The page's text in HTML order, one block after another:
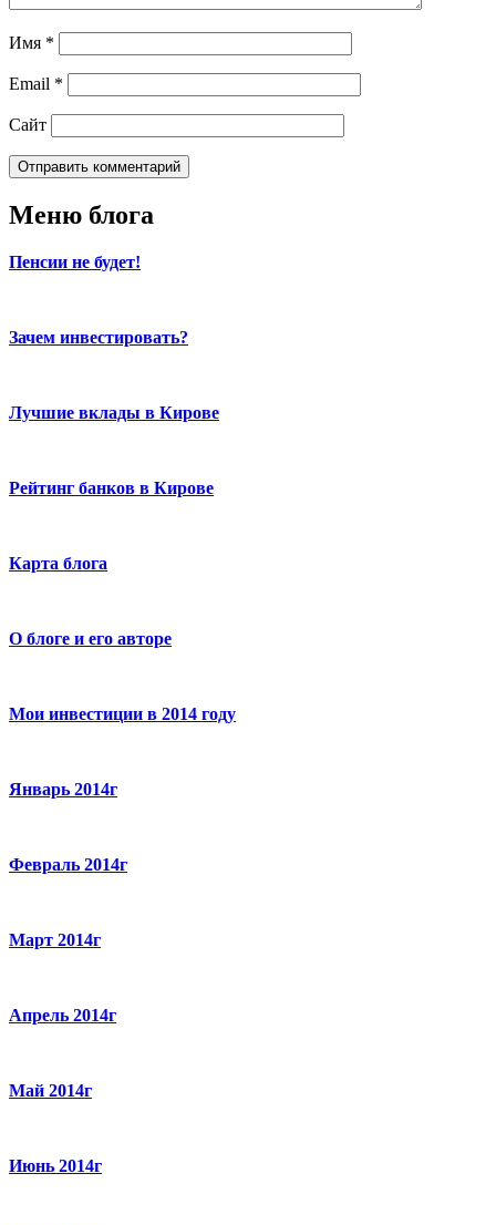
Имя *
Email *
Сайт
Меню блога
Пенсии не будет!
Зачем инвестировать?
Лучшие вклады в Кирове
Рейтинг банков в Кирове
Карта блога
О блоге и его авторе
Мои инвестиции в 2014 году
Январь 2014г
Февраль 2014г
Март 2014г
Апрель 2014г
Май 2014г
Июнь 2014г